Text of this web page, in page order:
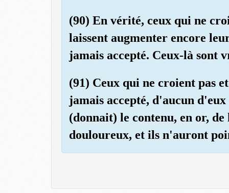
(90) En vérité, ceux qui ne
laissent augmenter encore
jamais accepté. Ceux-là sont
(91) Ceux qui ne croient pas
jamais accepté, d'aucun
(donnait) le contenu, en or,
douloureux, et ils n'auront